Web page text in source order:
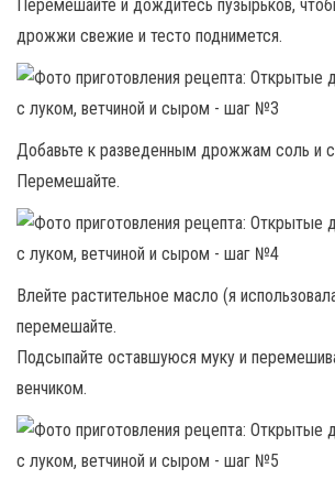
Перемешайте и дождитесь пузырьков,
дрожжи свежие и тесто поднимется.
Добавьте к разведенным дрожжам соль и
Перемешайте.
Влейте растительное масло (я
перемешайте.
Подсыпайте оставшуюся муку и
венчиком.